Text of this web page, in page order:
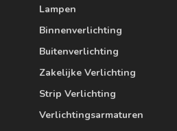
Lampen
Binnenverlichting
Buitenverlichting
Zakelijke Verlichting
Strip Verlichting
Verlichtingsarmaturen